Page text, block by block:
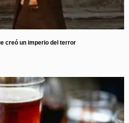
creó un imperio del terror